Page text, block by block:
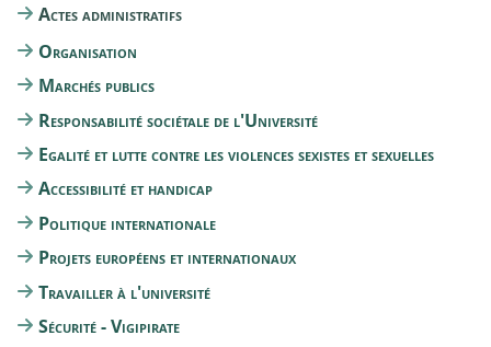
Actes administratifs
Organisation
Marchés publics
Responsabilité sociétale de l'Université
Egalité et lutte contre les violences sexistes et sexuelles
Accessibilité et handicap
Politique internationale
Projets européens et internationaux
Travailler à l'université
Sécurité - Vigipirate